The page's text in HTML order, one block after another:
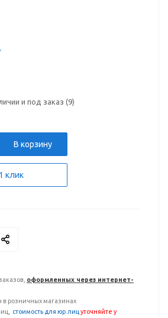
и под заказ (9)
В корзину
клик
оформленных через интернет-
в розничных магазинах
стоимость для юр.лиц уточняйте у